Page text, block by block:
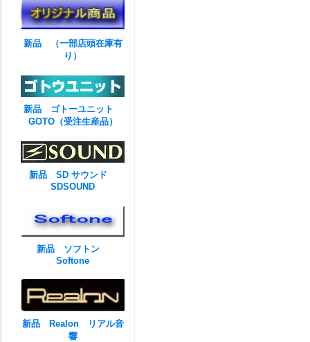
新品 （一部店頭在庫有
り）
新品 ゴトーユニット
GOTO（受注生産品）
新品 SD サウンド
SDSOUND
新品 ソフトン
Softone
新品 Realon リアル音
響